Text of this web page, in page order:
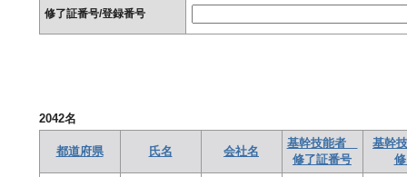
修了証番号/登録番号
2042名
都道府県 氏名 会社名
基幹技能者
修了証番号
基幹